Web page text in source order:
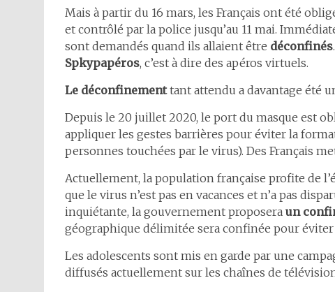
Mais à partir du 16 mars, les Français ont été
et contrôlé par la police jusqu’au 11 mai.
sont demandés quand ils allaient être déconfinés
Spkypapéros, c’est à dire des apéros virtuels.
Le déconfinementtant attendu a davantage été
Depuis le 20 juillet 2020, le port du masque est
appliquer les gestes barrières pour éviter la
personnes touchées par le virus). Des Français
Actuellement, la population française profite de
que le virus n’est pas en vacances et n’a pas
inquiétante, la gouvernement proposera un
géographique délimitée sera confinée pour éviter
Les adolescents sont mis en garde par une
diffusés actuellement sur les chaînes de